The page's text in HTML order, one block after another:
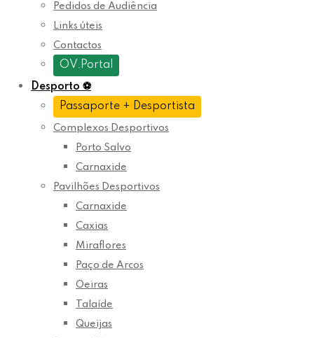
Pedidos de Audiência
Links úteis
Contactos
OV.Portal
Desporto ⚽
Passaporte + Desportista
Complexos Desportivos
Porto Salvo
Carnaxide
Pavilhões Desportivos
Carnaxide
Caxias
Miraflores
Paço de Arcos
Oeiras
Talaíde
Queijas